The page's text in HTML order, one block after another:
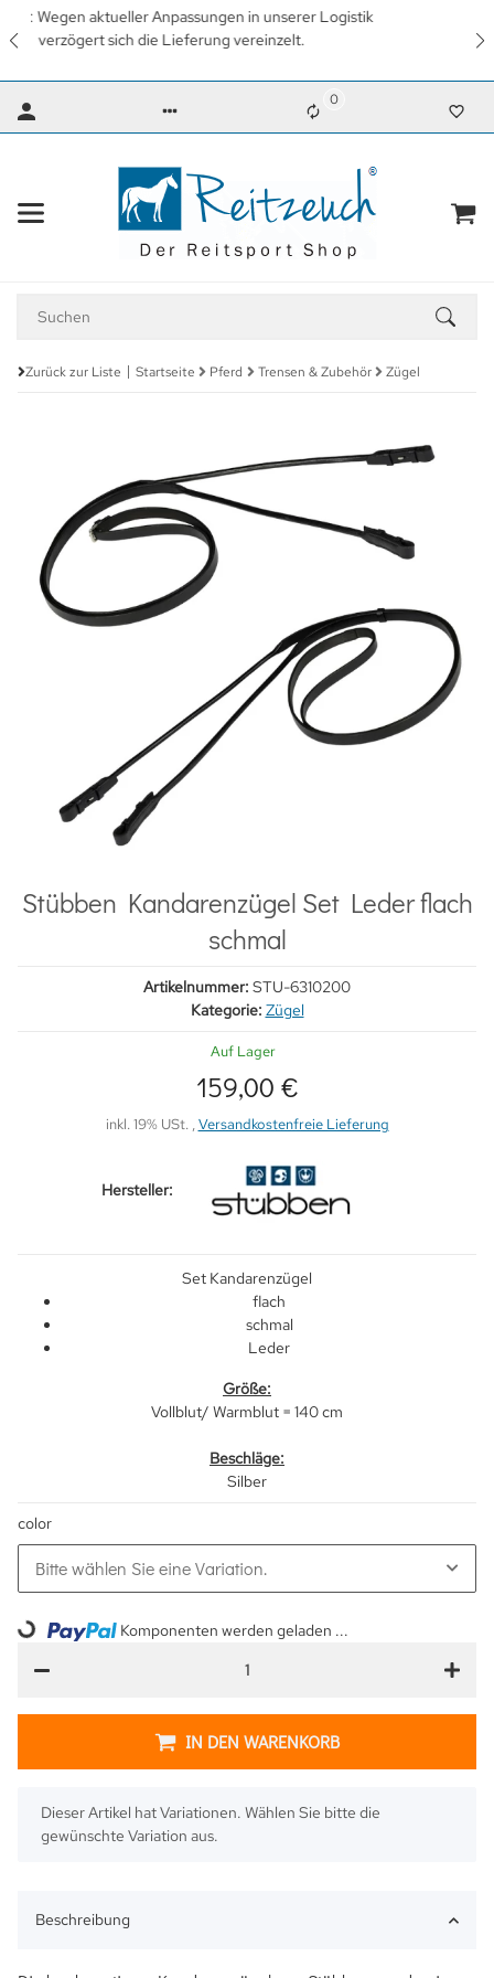
Wir arbeiten mit Hochdruck daran, so schnell wie möglich
wieder unsere gewohnten Lieferzeiten zu erreichen. Vielen
0
Zurück zur Liste Startseite Pferd Trensen & Zubehör Zügel
Stübben Kandarenzügel Set Leder flach
schmal
Artikelnummer: STU-6310200
Kategorie: Zügel
Auf Lager
159,00 €
inkl. 19% USt. ,Versandkostenfreie Lieferung
Hersteller:
Set Kandarenzügel
flach
schmal
Leder
Größe:
Vollblut/ Warmblut = 140 cm
Beschläge:
Silber
color
Bitte wählen Sie eine Variation.
IN DEN WARENKORB
Loading... Komponenten werden geladen ...
x
Dieser Artikel hat Variationen. Wählen Sie bitte die
gewünschte Variation aus.
Beschreibung